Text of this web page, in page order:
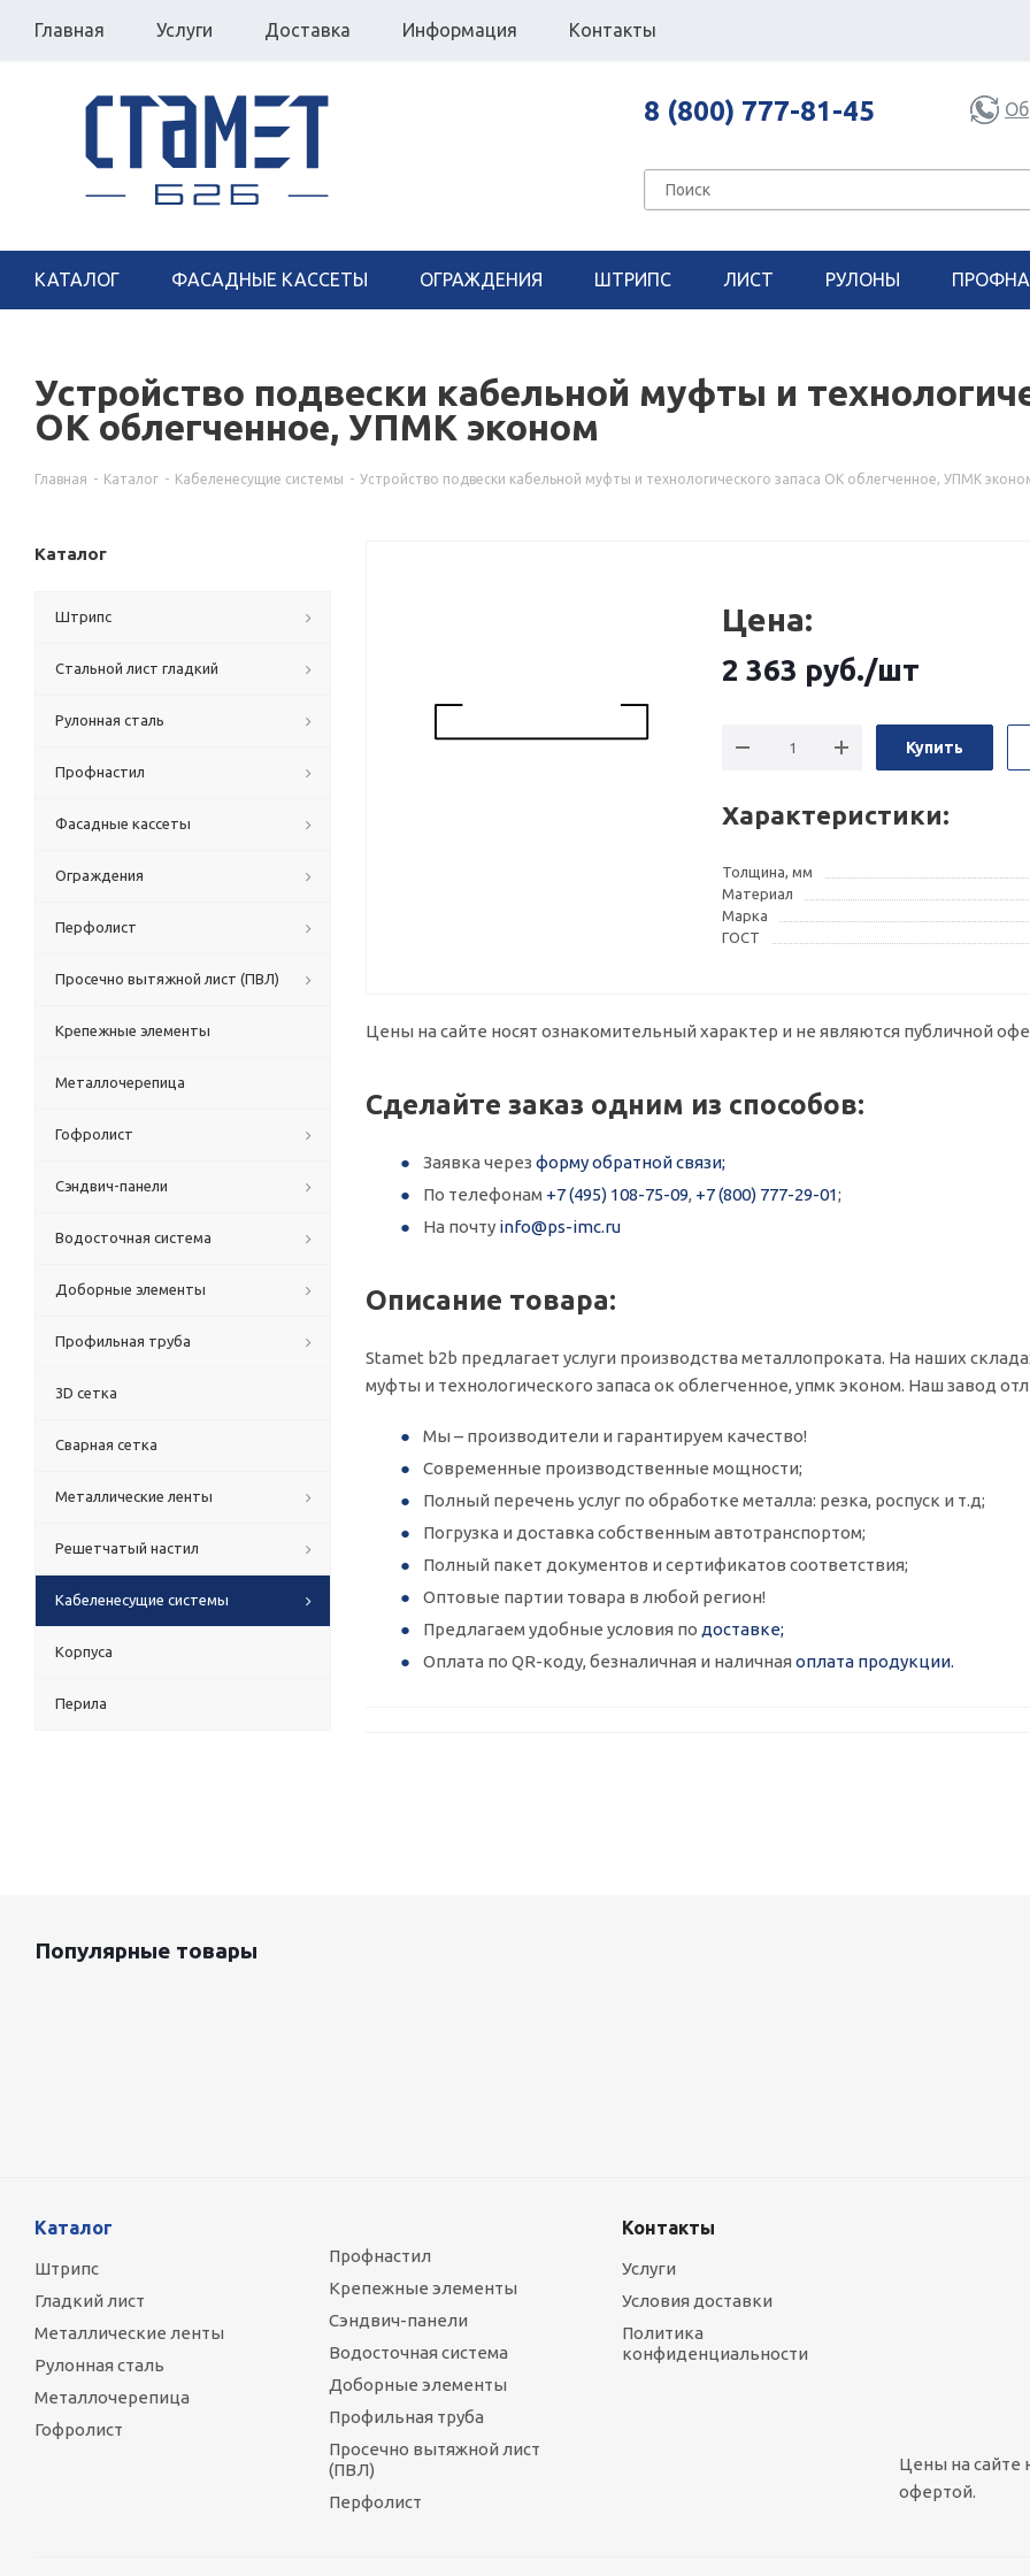
Главная Услуги Доставка Информация Контакты
8 (800) 777-81-45
КАТАЛОГ ФАСАДНЫЕ КАССЕТЫ ОГРАЖДЕНИЯ ШТРИПС ЛИСТ РУЛОНЫ
Устройство подвески кабельной муфты и
ОК облегченное, УПМК эконом
Главная - Каталог - Кабеленесущие системы - Устройство подвески кабельной муфты и технологического запаса ОК облегченное, УПМК
Цена:
2 363 руб./шт
Купить
Характеристики:
Толщина, мм
Материал
Марка
ГОСТ
Цены на сайте носят ознакомительный характер и не являются публичной
Сделайте заказ одним из способов:
Заявка через форму обратной связи;
По телефонам +7 (495) 108-75-09, +7 (800) 777-29-01;
На почту info@ps-imc.ru
Описание товара:
Stamet b2b предлагает услуги производства металлопроката. На наших
муфты и технологического запаса ок облегченное, упмк эконом. Наш завод
Мы – производители и гарантируем качество!
Современные производственные мощности;
Полный перечень услуг по обработке металла: резка, роспуск и т.д;
Погрузка и доставка собственным автотранспортом;
Полный пакет документов и сертификатов соответствия;
Оптовые партии товара в любой регион!
Предлагаем удобные условия по доставке;
Оплата по QR-коду, безналичная и наличная оплата продукции.
Каталог
Штрипс
Стальной лист гладкий
Рулонная сталь
Профнастил
Фасадные кассеты
Ограждения
Перфолист
Просечно вытяжной лист (ПВЛ)
Крепежные элементы
Металлочерепица
Гофролист
Сэндвич-панели
Водосточная система
Доборные элементы
Профильная труба
3D сетка
Сварная сетка
Металлические ленты
Решетчатый настил
Кабеленесущие системы
Корпуса
Перила
Популярные товары
Каталог
Штрипс
Гладкий лист
Металлические ленты
Рулонная сталь
Металлочерепица
Гофролист
Профнастил
Крепежные элементы
Сэндвич-панели
Водосточная система
Доборные элементы
Профильная труба
Просечно вытяжной лист
(ПВЛ)
Перфолист
Контакты
Услуги
Условия доставки
Политика
конфиденциальности
Цены на сайте
офертой.